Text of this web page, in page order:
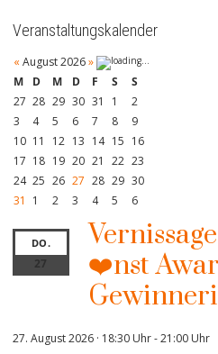
Veranstaltungskalender
« August 2026»
M
D M D F S
S
27 28 29 30 31 1
2
3
4 5 6 7 8
9
10 11 12 13 14 15 16
17 18 19 20 21 22 23
24 25 26 27 28 29 30
31
1 2 3 4 5 6
DO.
27
❤️nst
27. August 2026 · 18:30 Uhr-21:00 Uhr